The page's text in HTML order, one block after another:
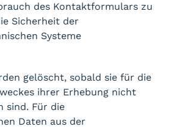
des Kontaktformulars zu
Sicherheit der
Systeme
gelöscht, sobald sie für die
ihrer Erhebung nicht
sind. Für die
Daten aus der